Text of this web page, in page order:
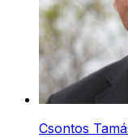
Csontos